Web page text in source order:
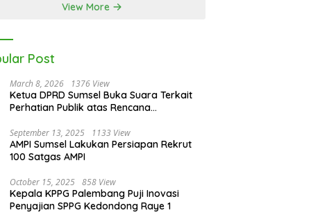
View More
Post
March 8, 2026 1376 View
Ketua DPRD Sumsel Buka Suara Terkait
Perhatian Publik atas Rencana
September 13, 2025 1133 View
AMPI Sumsel Lakukan Persiapan Rekrut
100 Satgas AMPI
October 15, 2025 858 View
Kepala KPPG Palembang Puji Inovasi
Penyajian SPPG Kedondong Raye 1